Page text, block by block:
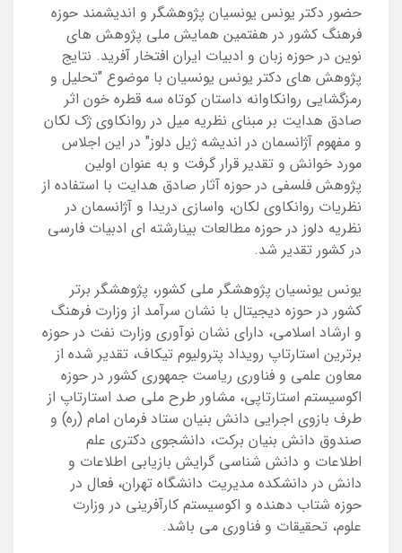
حضور دکتر یونس یونسیان پژوهشگر و اندیشمند حوزه
فرهنگ کشور در هفتمین همایش ملی پژوهش های
نوین در حوزه زبان و ادبیات ایران افتخار آفرید. نتایج
پژوهش های دکتر یونس یونسیان با موضوع "تحلیل و
رمزگشایی روانکاوانه داستان کوتاه سه قطره خون اثر
صادق هدایت بر مبنای نظریه میل در روانکاوی ژک لکان
و مفهوم آژانسمان در اندیشه ژیل دلوز" در این اجلاس
مورد خوانش و تقدیر قرار گرفت و به عنوان اولین
پژوهش فلسفی در حوزه آثار صادق هدایت با استفاده از
نظریات روانکاوی لکان، واسازی دریدا و آژانسمان در
نظریه دلوز در حوزه مطالعات بینارشته ای ادبیات فارسی
در کشور تقدیر شد.
یونس یونسیان پژوهشگر ملی کشور، پژوهشگر برتر
کشور در حوزه دیجیتال با نشان سرآمد از وزارت فرهنگ
و ارشاد اسلامی، دارای نشان نوآوری وزارت نفت در حوزه
برترین استارتاپ رویداد پترولیوم تیکاف، تقدیر شده از
معاون علمی و فناوری ریاست جمهوری کشور در حوزه
اکوسیستم استارتاپی، مشاور طرح ملی صد استارتاپ از
طرف بازوی اجرایی دانش بنیان ستاد فرمان امام (ره) و
صندوق دانش بنیان برکت، دانشجوی دکتری علم
اطلاعات و دانش شناسی گرایش بازیابی اطلاعات و
دانش در دانشکده مدیریت دانشگاه تهران، فعال در
حوزه شتاب دهنده و اکوسیستم کارآفرینی در وزارت
علوم، تحقیقات و فناوری می باشد.